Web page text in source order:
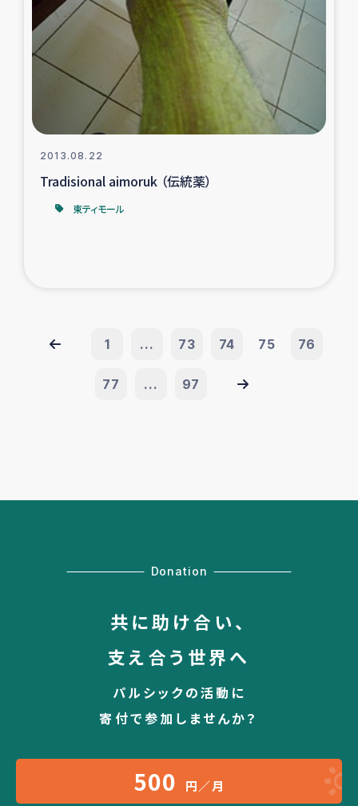
2013.08.22
Tradisional aimoruk （伝統薬）
東ティモール
1 ... 73 74 75 76
77 ... 97
Donation
共に助け合い、
支え合う世界へ
パルシックの活動に
寄付で参加しませんか？
500 円／月